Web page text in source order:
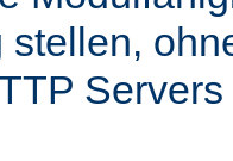
stellen,